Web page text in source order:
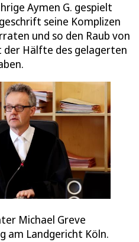
Aymen G. gespielt
seine Komplizen
und so den Raub von
Hälfte des gelagerten
Michael Greve
am Landgericht Köln.